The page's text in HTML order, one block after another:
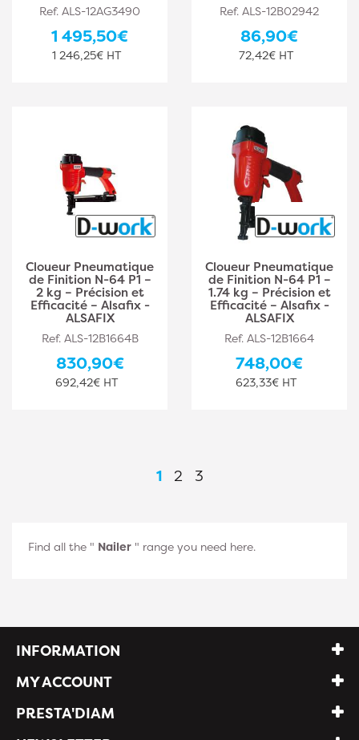
Ref. ALS-12AG3490
1 495,50€
1 246,25€ HT
Ref. ALS-12B02942
86,90€
72,42€ HT
Cloueur Pneumatique
de Finition N-64 P1 –
2 kg – Précision et
Efficacité – Alsafix -
ALSAFIX
Ref. ALS-12B1664B
830,90€
692,42€ HT
Cloueur Pneumatique
de Finition N-64 P1 –
1.74 kg – Précision et
Efficacité – Alsafix -
ALSAFIX
Ref. ALS-12B1664
748,00€
623,33€ HT
1 2 3
Find all the " Nailer " range you need here.
INFORMATION
MY ACCOUNT
PRESTA'DIAM